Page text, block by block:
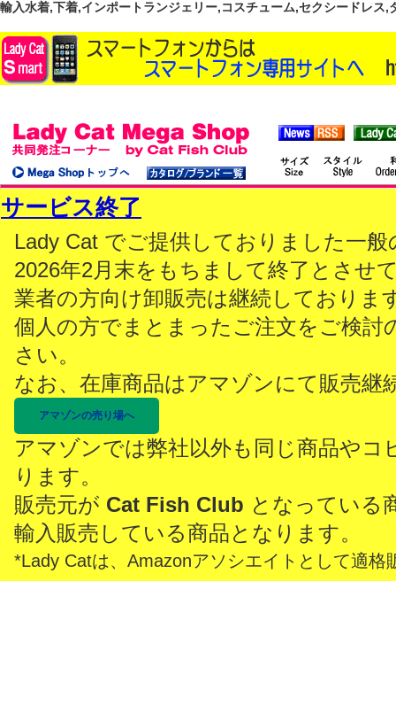
輸入水着,下着,インポートランジェリー,コスチューム,セクシードレス
サービス終了
Lady Cat でご提供しておりました一
2026年2月末をもちまして終了とさせ
業者の方向け卸販売は継続しておりま
個人の方でまとまったご注文をご検討
さい。
なお、在庫商品はアマゾンにて販売継
アマゾンの売り場へ
アマゾンでは弊社以外も同じ商品やコ
ります。
販売元が Cat Fish Club となっている
輸入販売している商品となります。
*Lady Catは、Amazonアソシエイトとして適格